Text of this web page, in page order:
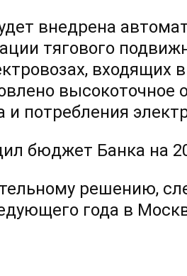
внедрена
тягового
входящих
высокоточное
и потребления
бюджет Банка на
решению,
года в